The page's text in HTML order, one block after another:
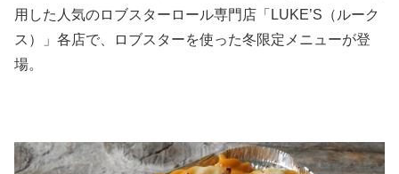
用した人気のロブスターロール専門店「LUKE’S（ルーク
ス）」各店で、ロブスターを使った冬限定メニューが登
場。